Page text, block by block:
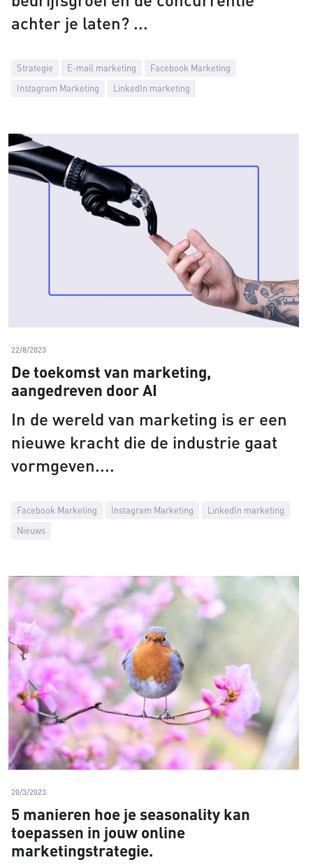
Strategie E-mail marketing
Facebook Marketing
Instagram Marketing
LinkedIn marketing
achter je laten?
Facebook Marketing Instagram Marketing
LinkedIn marketing
Nieuws
22/8/2023
De toekomst van marketing,
aangedreven door AI
In de wereld van marketing is er een
nieuwe kracht die de industrie gaat
vormgeven.
20/3/2023
5 manieren hoe je seasonality kan
toepassen in jouw online
marketingstrategie.